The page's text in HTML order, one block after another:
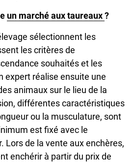
un marché aux taureaux?
sélectionnent les
les critères de
souhaités et les
expert réalise ensuite une
animaux sur le lieu de la
différentes caractéristiques
ou la musculature, sont
est fixé avec le
Lors de la vente aux enchères,
enchérir à partir du prix de